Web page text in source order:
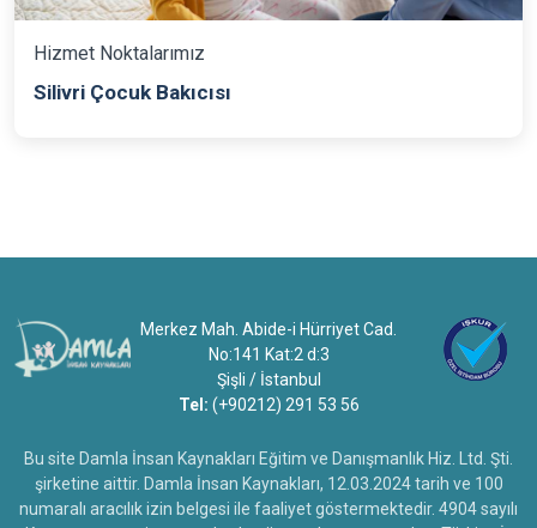
Hizmet Noktalarımız
Silivri Çocuk Bakıcısı
Merkez Mah. Abide-i Hürriyet Cad.
No:141 Kat:2 d:3
Şişli / İstanbul
Tel: (+90212) 291 53 56
Bu site Damla İnsan Kaynakları Eğitim ve Danışmanlık Hiz. Ltd. Şti.
şirketine aittir. Damla İnsan Kaynakları, 12.03.2024 tarih ve 100
numaralı aracılık izin belgesi ile faaliyet göstermektedir. 4904 sayılı